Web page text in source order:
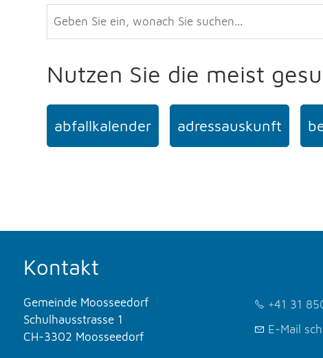
Nutzen Sie die meist
abfallkalender adressauskunft
Kontakt
Gemeinde Moosseedorf
Schulhausstrasse 1
CH-3302 Moosseedorf
+41 31
E-Mail